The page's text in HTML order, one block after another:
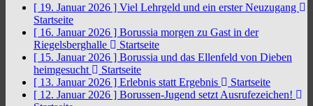
[ 19. Januar 2026 ] Viel Lehrgeld und ein erster Neuzugang
Startseite
[ 16. Januar 2026 ] Borussia morgen zu Gast in der
Riegelsberghalle
Startseite
[ 15. Januar 2026 ] Borussia und das Ellenfeld von Dieben
heimgesucht
Startseite
[ 13. Januar 2026 ] Erlebnis statt Ergebnis
Startseite
[ 12. Januar 2026 ] Borussen-Jugend setzt Ausrufezeichen!